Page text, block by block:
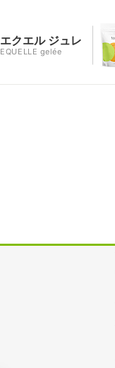
エクエル ジュレ
EQUELLE gelée